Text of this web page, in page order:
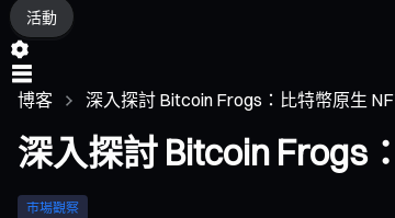
活動
博客 深入探討 Bitcoin Frogs：比特幣原生
深入探討 Bitcoin Frogs
市場觀察